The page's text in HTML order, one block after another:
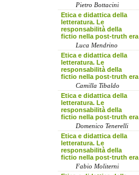
Pietro Bottacini
Etica e didattica della
letteratura. Le
responsabilità della
fictio nella post-truth era
Luca Mendrino
Etica e didattica della
letteratura. Le
responsabilità della
fictio nella post-truth era
Camilla Tibaldo
Etica e didattica della
letteratura. Le
responsabilità della
fictio nella post-truth era
Domenico Tenerelli
Etica e didattica della
letteratura. Le
responsabilità della
fictio nella post-truth era
Fabio Moliterni